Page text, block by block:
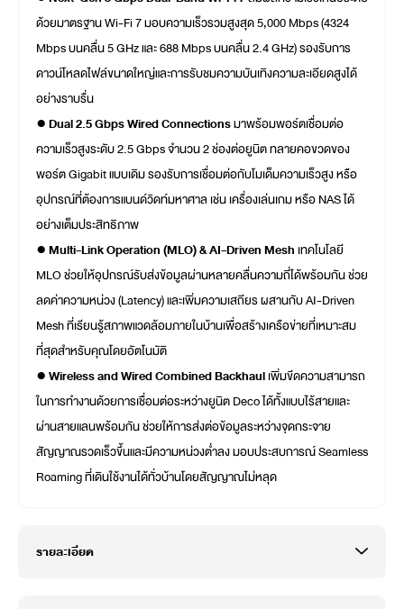
ด้วยมาตรฐาน Wi-Fi 7 มอบความเร็วรวมสูงสุด 5,000 Mbps (4324
Mbps บนคลื่น 5 GHz และ 688 Mbps บนคลื่น 2.4 GHz) รองรับการ
ดาวน์โหลดไฟล์ขนาดใหญ่และการรับชมความบันเทิงความละเอียดสูงได้
อย่างราบรื่น
●Dual 2.5 Gbps Wired Connectionsมาพร้อมพอร์ตเชื่อมต่อ
ความเร็วสูงระดับ 2.5 Gbps จำนวน 2 ช่องต่อยูนิต ทลายคอขวดของ
พอร์ต Gigabit แบบเดิม รองรับการเชื่อมต่อกับโมเด็มความเร็วสูง หรือ
อุปกรณ์ที่ต้องการแบนด์วิดท์มหาศาล เช่น เครื่องเล่นเกม หรือ NAS ได้
อย่างเต็มประสิทธิภาพ
●Multi-Link Operation (MLO) & AI-Driven Mesh เทคโนโลยี
MLO ช่วยให้อุปกรณ์รับส่งข้อมูลผ่านหลายคลื่นความถี่ได้พร้อมกัน ช่วย
ลดค่าความหน่วง (Latency) และเพิ่มความเสถียร ผสานกับ AI-Driven
Mesh ที่เรียนรู้สภาพแวดล้อมภายในบ้านเพื่อสร้างเครือข่ายที่เหมาะสม
ที่สุดสำหรับคุณโดยอัตโนมัติ
●Wireless and Wired Combined Backhaulเพิ่มขีดความสามารถ
ในการทำงานด้วยการเชื่อมต่อระหว่างยูนิต Deco ได้ทั้งแบบไร้สายและ
ผ่านสายแลนพร้อมกัน ช่วยให้การส่งต่อข้อมูลระหว่างจุดกระจาย
สัญญาณรวดเร็วขึ้นและมีความหน่วงต่ำลง มอบประสบการณ์ Seamless
Roaming ที่เดินใช้งานได้ทั่วบ้านโดยสัญญาณไม่หลุด
รายละเอียด